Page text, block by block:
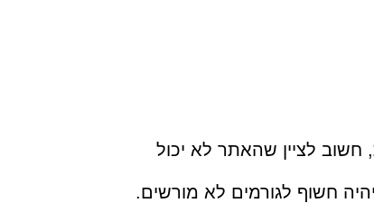
חשוב לציין שהאתר לא יכול
חשוף לגורמים לא מורשים.